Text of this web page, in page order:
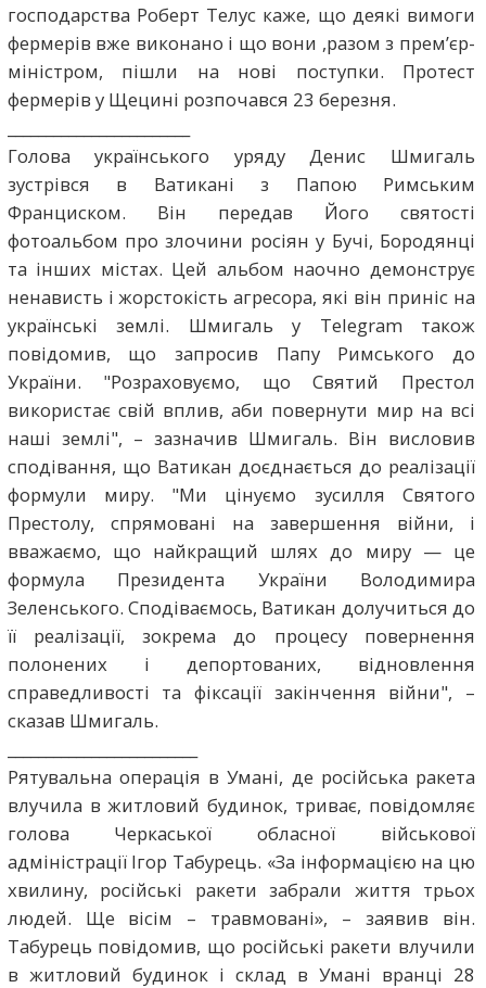
господарства Роберт Телус каже, що деякі вимоги
фермерів вже виконано і що вони ,разом з прем’єр-
міністром, пішли на нові поступки. Протест
фермерів у Щецині розпочався 23 березня.
Голова українського уряду Денис Шмигаль
зустрівся в Ватикані з Папою Римським
Франциском. Він передав Його святості
фотоальбом про злочини росіян у Бучі, Бородянці
та інших містах. Цей альбом наочно демонструє
ненависть і жорстокість агресора, які він приніс на
українські землі. Шмигаль у Telegram також
повідомив, що запросив Папу Римського до
України. "Розраховуємо, що Святий Престол
використає свій вплив, аби повернути мир на всі
наші землі", – зазначив Шмигаль. Він висловив
сподівання, що Ватикан доєднається до реалізації
формули миру. "Ми цінуємо зусилля Святого
Престолу, спрямовані на завершення війни, і
вважаємо, що найкращий шлях до миру — це
формула Президента України Володимира
Зеленського. Сподіваємось, Ватикан долучиться до
її реалізації, зокрема до процесу повернення
полонених і депортованих, відновлення
справедливості та фіксації закінчення війни", –
сказав Шмигаль.
Рятувальна операція в Умані, де російська ракета
влучила в житловий будинок, триває, повідомляє
голова Черкаської обласної військової
адміністрації Ігор Табурець. «За інформацією на цю
хвилину, російські ракети забрали життя трьох
людей. Ще вісім – травмовані», – заявив він.
Табурець повідомив, що російські ракети влучили
в житловий будинок і склад в Умані вранці 28